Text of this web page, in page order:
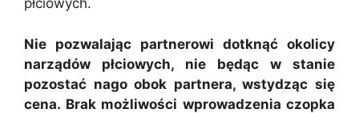
płciowych.
Nie pozwalając partnerowi dotknąć okolicy
narządów płciowych, nie będąc w stanie
pozostać nago obok partnera, wstydząc się
cena. Brak możliwości wprowadzenia czopka